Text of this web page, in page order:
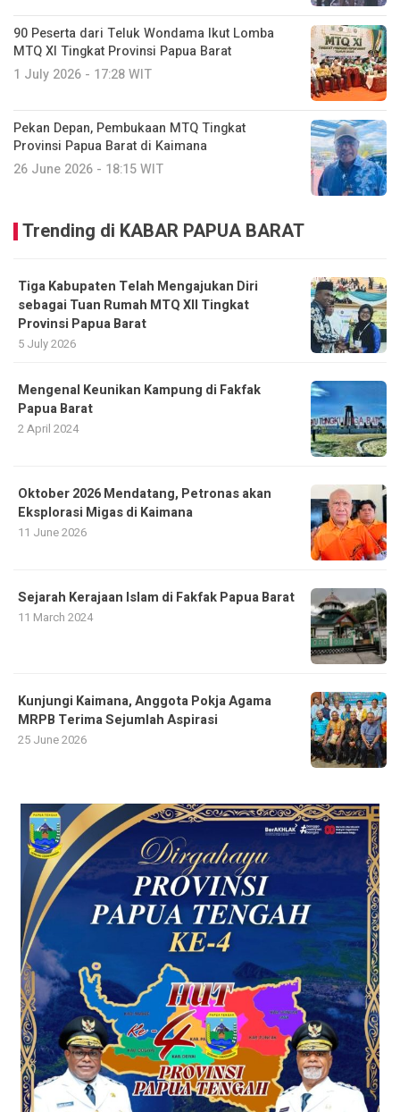
90 Peserta dari Teluk Wondama Ikut Lomba
MTQ XI Tingkat Provinsi Papua Barat
1 July 2026 - 17:28 WIT
Pekan Depan, Pembukaan MTQ Tingkat
Provinsi Papua Barat di Kaimana
26 June 2026 - 18:15 WIT
Trending di KABAR PAPUA BARAT
Tiga Kabupaten Telah Mengajukan Diri
sebagai Tuan Rumah MTQ XII Tingkat
Provinsi Papua Barat
5 July 2026
Mengenal Keunikan Kampung di Fakfak
Papua Barat
2 April 2024
Oktober 2026 Mendatang, Petronas akan
Eksplorasi Migas di Kaimana
11 June 2026
Sejarah Kerajaan Islam di Fakfak Papua Barat
11 March 2024
Kunjungi Kaimana, Anggota Pokja Agama
MRPB Terima Sejumlah Aspirasi
25 June 2026